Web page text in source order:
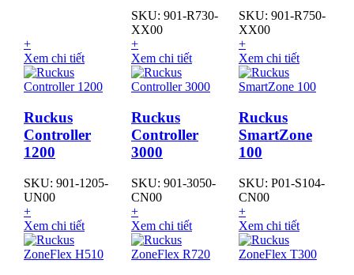
SKU: 901-R730-
XX00
SKU: 901-R750-
XX00
+
Xem chi tiết
Ruckus
Controller
1200
SKU: 901-1205-
UN00
+
Xem chi tiết
Ruckus
Controller
3000
SKU: 901-3050-
CN00
+
Xem chi tiết
Ruckus
SmartZone
100
SKU: P01-S104-
CN00
+
Xem chi tiết
+
Xem chi tiết
+
Xem chi tiết